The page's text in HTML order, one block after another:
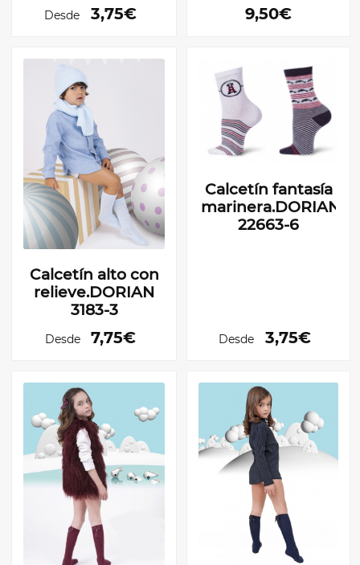
Desde 3,75€ 9,50€
Calcetín alto con
relieve.DORIAN
3183-3
Desde 7,75€
Calcetín fantasía
marinera.DORIAN
22663-6
Desde 3,75€